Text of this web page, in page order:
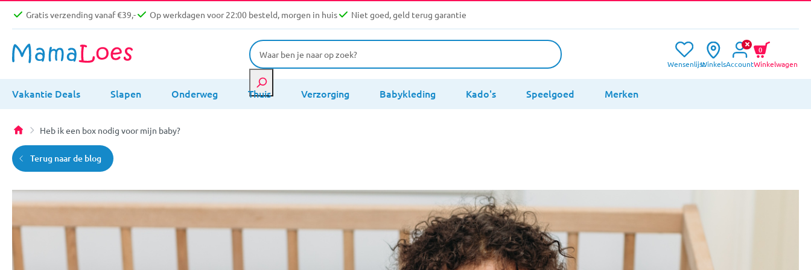
Gratis verzending vanaf €39,- Op werkdagen voor 22:00 besteld, morgen in huis Niet goed, geld terug garantie
WensenlijstWinkelsAccountWinkelwagen
0
Vakantie Deals Slapen Onderweg Thuis Verzorging Babykleding Kado's Speelgoed Merken
Heb ik een box nodig voor mijn baby?
Terug naar de blog